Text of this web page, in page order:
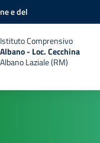
e del
Istituto Comprensivo
Albano - Loc. Cecchina
Albano Laziale (RM)